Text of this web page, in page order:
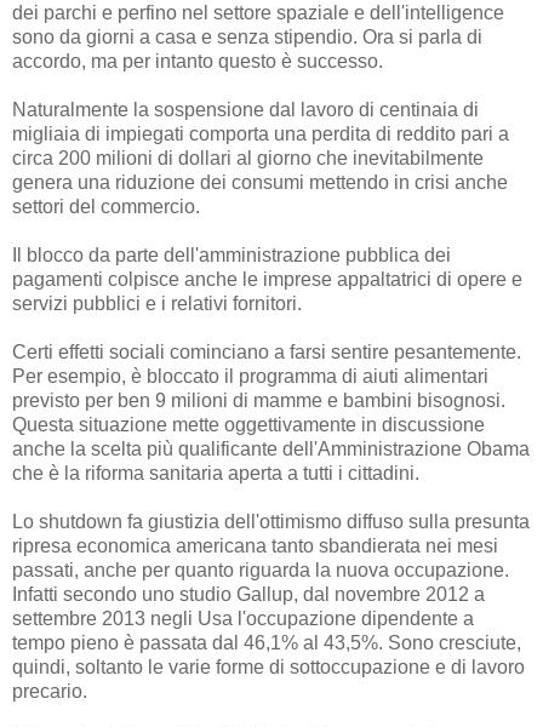
dei parchi e perfino nel settore spaziale e dell'intelligence
sono da giorni a casa e senza stipendio. Ora si parla di
accordo, ma per intanto questo è successo.
Naturalmente la sospensione dal lavoro di centinaia di
migliaia di impiegati comporta una perdita di reddito pari a
circa 200 milioni di dollari al giorno che inevitabilmente
genera una riduzione dei consumi mettendo in crisi anche
settori del commercio.
Il blocco da parte dell'amministrazione pubblica dei
pagamenti colpisce anche le imprese appaltatrici di opere e
servizi pubblici e i relativi fornitori.
Certi effetti sociali cominciano a farsi sentire pesantemente.
Per esempio, è bloccato il programma di aiuti alimentari
previsto per ben 9 milioni di mamme e bambini bisognosi.
Questa situazione mette oggettivamente in discussione
anche la scelta più qualificante dell'Amministrazione Obama
che è la riforma sanitaria aperta a tutti i cittadini.
Lo shutdown fa giustizia dell'ottimismo diffuso sulla presunta
ripresa economica americana tanto sbandierata nei mesi
passati, anche per quanto riguarda la nuova occupazione.
Infatti secondo uno studio Gallup, dal novembre 2012 a
settembre 2013 negli Usa l'occupazione dipendente a
tempo pieno è passata dal 46,1% al 43,5%. Sono cresciute,
quindi, soltanto le varie forme di sottoccupazione e di lavoro
precario.